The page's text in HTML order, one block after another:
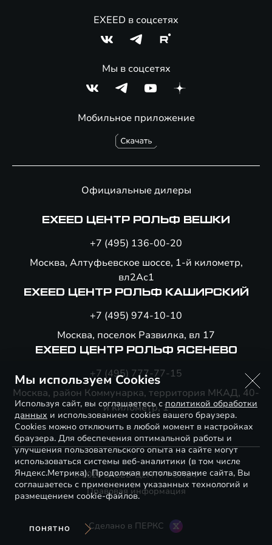
Мобильное приложение
EXEED в соцсетях
Мы в соцсетях
Официальные дилеры
EXEED ЦЕНТР РОЛЬФ ВЕШКИ
+7 (495) 136-00-20
Москва, Алтуфьевское шоссе, 1-й километр,
вл2Ас1
EXEED ЦЕНТР РОЛЬФ КАШИРСКИЙ
+7 (495) 974-10-10
Москва, поселок Развилка, вл 17
EXEED ЦЕНТР РОЛЬФ ЯСЕНЕВО
+7 (495) 777-77-15
Москва, район Коммунарка, территория МКАД, 40-
й километр, 1
© 2026 EXEED ЦЕНТР РОЛЬФ
Правовая информация
Сделано в ПЕРКС
Мы используем Cookies
Используя сайт, вы соглашаетесь сполитикой обработки
данных и использованием cookies вашего браузера.
Cookies можно отключить в любой момент в настройках
браузера. Для обеспечения оптимальной работы и
улучшения пользовательского опыта на сайте могут
использоваться системы веб-аналитики (в том числе
Яндекс.Метрика). Продолжая использование сайта, Вы
соглашаетесь с применением указанных технологий и
размещением cookie-файлов.
ПОНЯТНО